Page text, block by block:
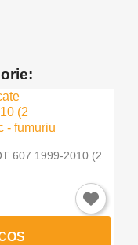
607 1999-2010 (2